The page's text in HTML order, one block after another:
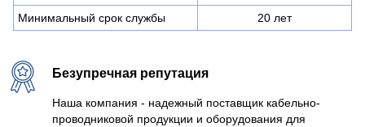
Минимальный срок службы
20 лет
Безупречная репутация
Наша компания - надежный поставщик кабельно-
проводниковой продукции и оборудования для